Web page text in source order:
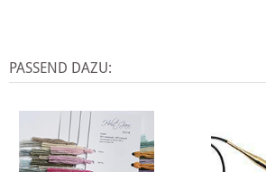
PASSEND DAZU: